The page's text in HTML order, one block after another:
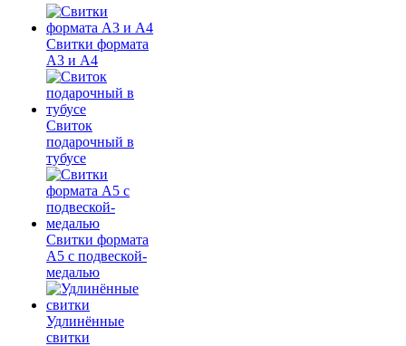
Свитки формата
А3 и А4
Свиток
подарочный в
тубусе
Свитки формата
А5 с подвеской-
медалью
Удлинённые
свитки